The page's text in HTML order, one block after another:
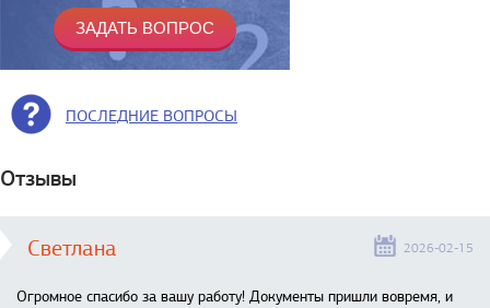
ПОСЛЕДНИЕ ВОПРОСЫ
Отзывы
Светлана 2026-02-15
Огромное спасибо за вашу работу! Документы пришли вовремя, и